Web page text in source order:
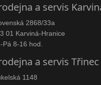
a servis
2868/33a
01 Karviná-Hranice
Pá 8-16 hod.
a servis Třinec
1148